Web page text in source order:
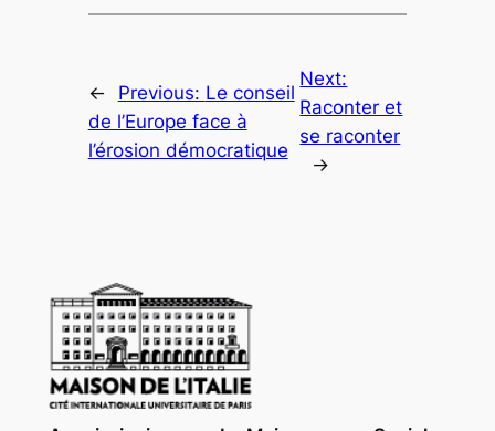
← Previous: Le conseil
de l’Europe face à
l’érosion démocratique
Next:
Raconter et
se raconter
→